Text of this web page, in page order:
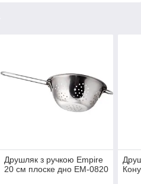
Друшляк з ручкою Empire
20 см плоске дно ЕМ-0820